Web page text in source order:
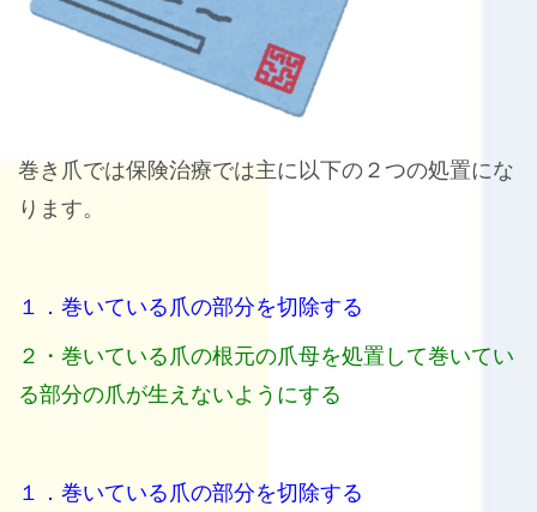
巻き爪では保険治療では主に以下の２つの処置にな
ります。
１．巻いている爪の部分を切除する
２・巻いている爪の根元の爪母を処置して巻いてい
る部分の爪が生えないようにする
１．巻いている爪の部分を切除する